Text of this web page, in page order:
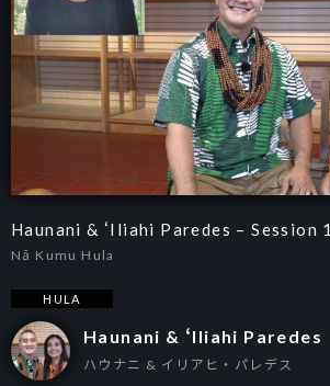
Haunani & ʻIliahi Paredes – Session
Nā Kumu Hula
HULA
Haunani & ʻIliahi Paredes
ハウナニ & イリアヒ・パレデス